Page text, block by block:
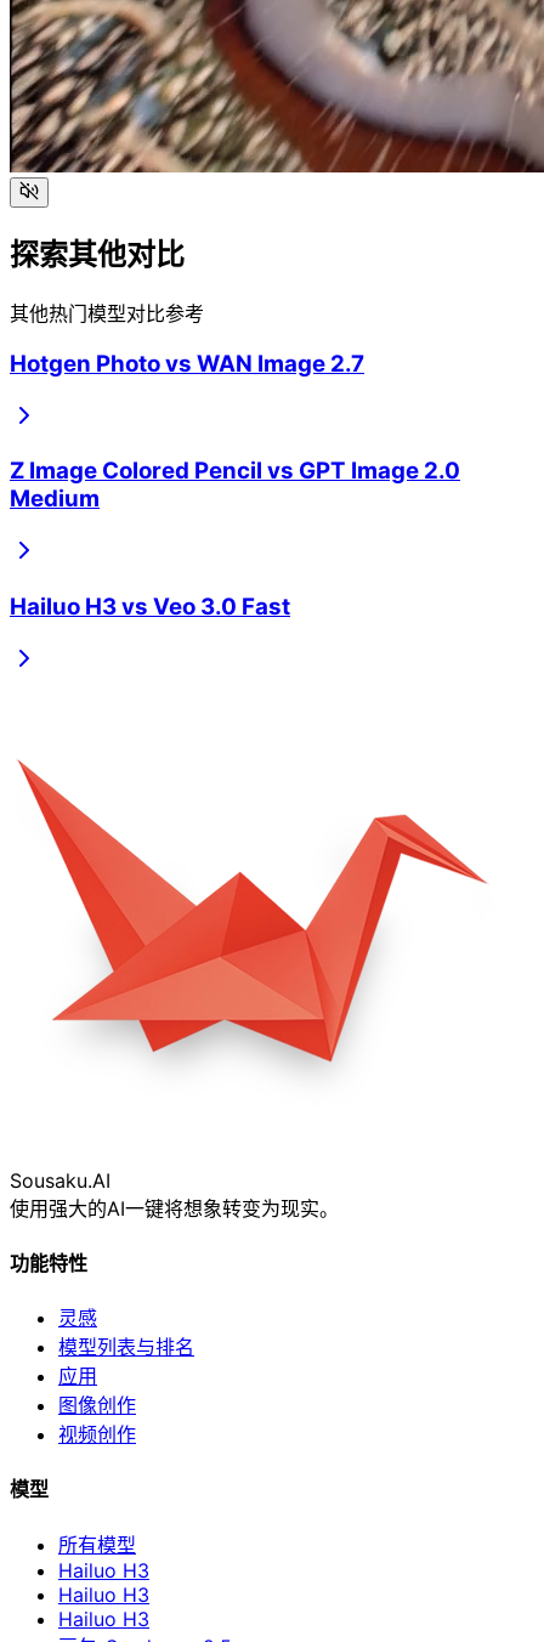
探索其他对比
其他热门模型对比参考
Hotgen Photovs WAN Image 2.7
Z Image Colored Pencil vs GPT Image 2.0
Medium
Hailuo H3vs Veo 3.0 Fast
Sousaku.AI
使用强大的AI一键将想象转变为现实。
功能特性
灵感
模型列表与排名
应用
图像创作
视频创作
模型
所有模型
Hailuo H3
Hailuo H3
Hailuo H3